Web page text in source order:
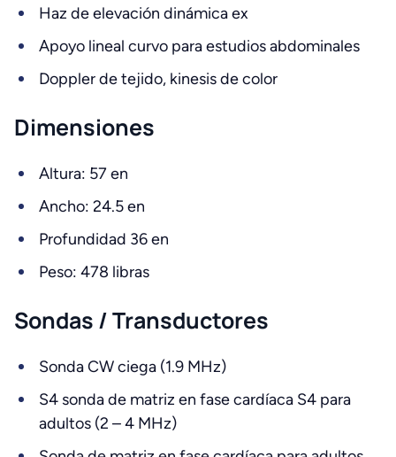
Haz de elevación dinámica ex
Apoyo lineal curvo para estudios abdominales
Doppler de tejido, kinesis de color
Dimensiones
Altura: 57 en
Ancho: 24.5 en
Profundidad 36 en
Peso: 478 libras
Sondas / Transductores
Sonda CW ciega (1.9 MHz)
S4 sonda de matriz en fase cardíaca S4 para
adultos (2 – 4 MHz)